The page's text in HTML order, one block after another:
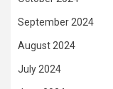
September 2024
August 2024
July 2024